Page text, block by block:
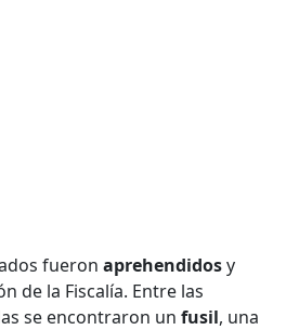
fueronaprehendidosy
de la Fiscalía. Entre las
se encontraron unfusil, una